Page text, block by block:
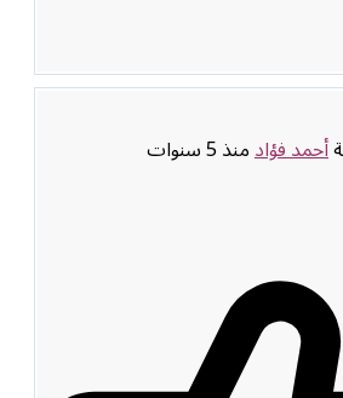
أحمد فؤادمنذ 5 سنوات